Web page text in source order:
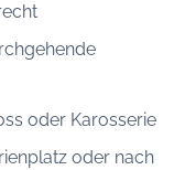
oder Karosserie
oder nach